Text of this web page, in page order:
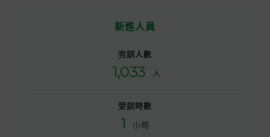
新進人員
完訓人數
1,033 人
受訓時數
1 小時